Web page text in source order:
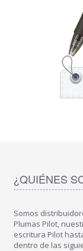
¿QUIÉNES
Somos
Plumas Pilot,
escritura Pilot
dentro de las